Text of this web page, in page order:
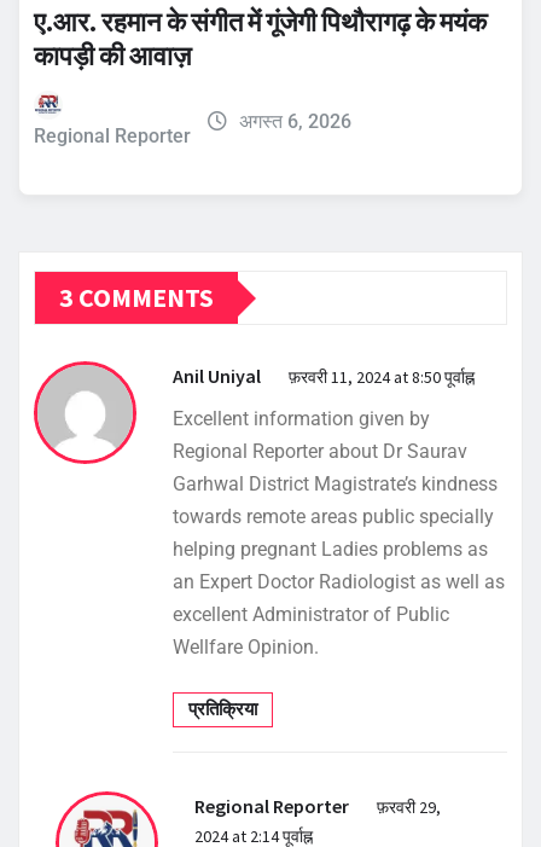
ए.आर. रहमान के संगीत में गूंजेगी पिथौरागढ़ के मयंक
कापड़ी की आवाज़
Regional Reporter
अगस्त 6, 2026
3 COMMENTS
Anil Uniyal फ़रवरी 11, 2024 at 8:50 पूर्वाह्न
Excellent information given by
Regional Reporter about Dr Saurav
Garhwal District Magistrate’s kindness
towards remote areas public specially
helping pregnant Ladies problems as
an Expert Doctor Radiologist as well as
excellent Administrator of Public
Wellfare Opinion.
प्रतिक्रिया
Regional Reporter
फ़रवरी 29,
2024 at 2:14 पूर्वाह्न